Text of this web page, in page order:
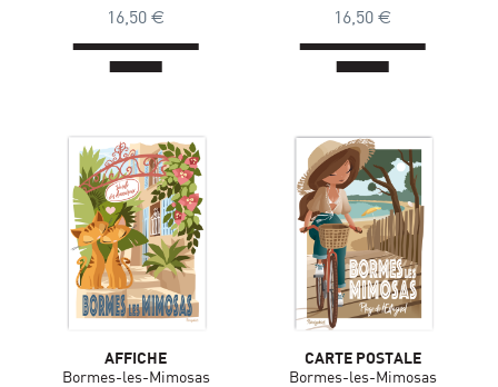
16,50 € 16,50 €
AFFICHE
Bormes-les-Mimosas
CARTE POSTALE
Bormes-les-Mimosas